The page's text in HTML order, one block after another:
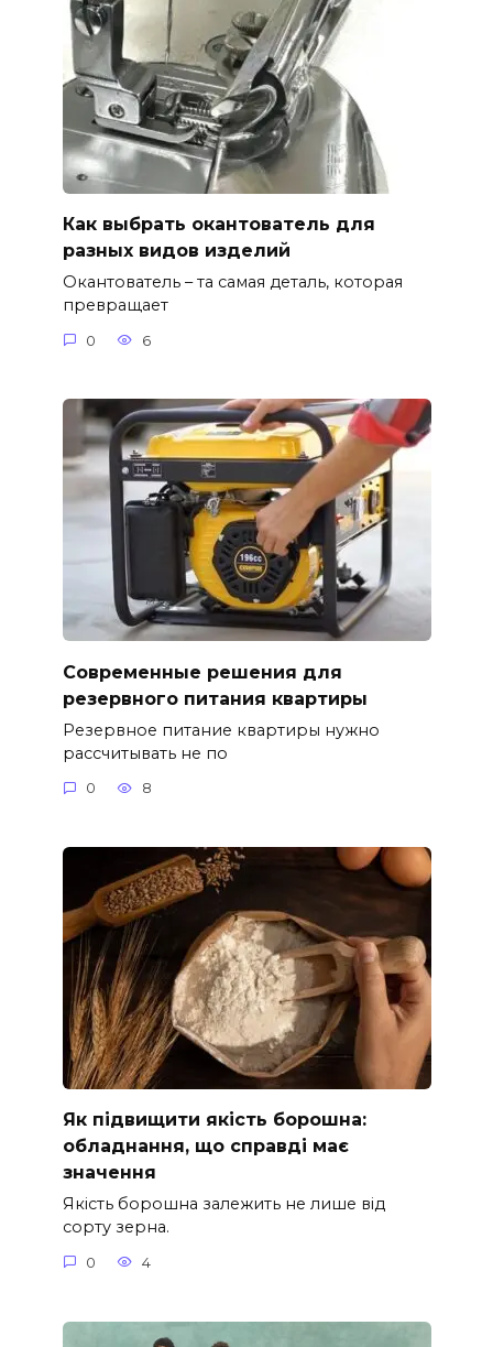
Как выбрать окантователь для
разных видов изделий
Окантователь – та самая деталь, которая
превращает
0 6
Современные решения для
резервного питания квартиры
Резервное питание квартиры нужно
рассчитывать не по
0 8
Як підвищити якість борошна:
обладнання, що справді має
значення
Якість борошна залежить не лише від
сорту зерна.
0 4